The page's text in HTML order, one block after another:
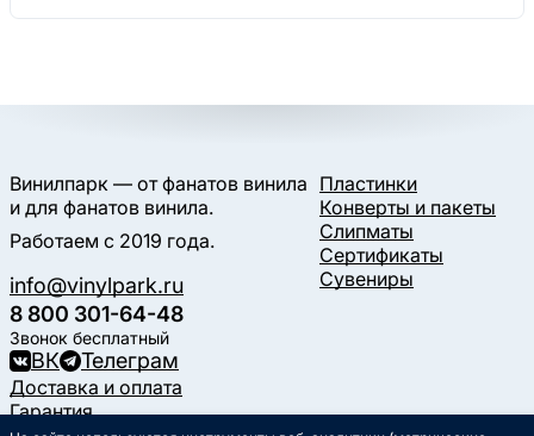
Винилпарк — от фанатов винила
и для фанатов винила.
Работаем с 2019 года.
info@vinylpark.ru
8 800 301-64-48
Звонок бесплатный
ВК Телеграм
Пластинки
Конверты и пакеты
Слипматы
Сертификаты
Сувениры
Доставка и оплата
Гарантия